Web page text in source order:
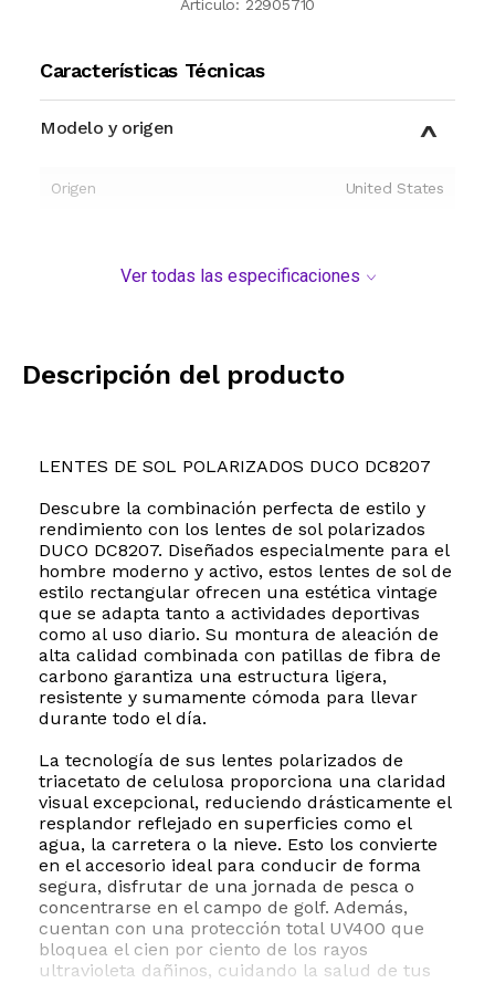
Artículo: 22905710
Características Técnicas
Modelo y origen
Origen United States
Ver todas las especificaciones
Descripción del producto
LENTES DE SOL POLARIZADOS DUCO DC8207
Descubre la combinación perfecta de estilo y
rendimiento con los lentes de sol polarizados
DUCO DC8207. Diseñados especialmente para el
hombre moderno y activo, estos lentes de sol de
estilo rectangular ofrecen una estética vintage
que se adapta tanto a actividades deportivas
como al uso diario. Su montura de aleación de
alta calidad combinada con patillas de fibra de
carbono garantiza una estructura ligera,
resistente y sumamente cómoda para llevar
durante todo el día.
La tecnología de sus lentes polarizados de
triacetato de celulosa proporciona una claridad
visual excepcional, reduciendo drásticamente el
resplandor reflejado en superficies como el
agua, la carretera o la nieve. Esto los convierte
en el accesorio ideal para conducir de forma
segura, disfrutar de una jornada de pesca o
concentrarse en el campo de golf. Además,
cuentan con una protección total UV400 que
bloquea el cien por ciento de los rayos
ultravioleta dañinos, cuidando la salud de tus